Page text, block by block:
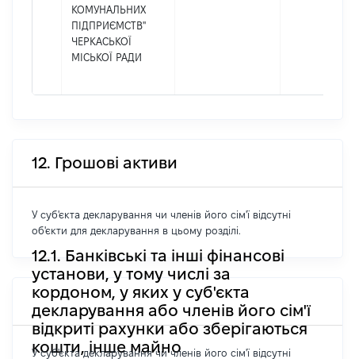
КОМУНАЛЬНИХ
ПІДПРИЄМСТВ"
ЧЕРКАСЬКОЇ
МІСЬКОЇ РАДИ
12. Грошові активи
У суб'єкта декларування чи членів його сім'ї відсутні
об'єкти для декларування в цьому розділі.
12.1. Банківські та інші фінансові
установи, у тому числі за
кордоном, у яких у суб'єкта
декларування або членів його сім'ї
відкриті рахунки або зберігаються
кошти, інше майно
У суб'єкта декларування чи членів його сім'ї відсутні